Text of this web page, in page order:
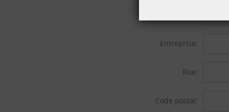
Entreprise:
Rue:
Code postal: